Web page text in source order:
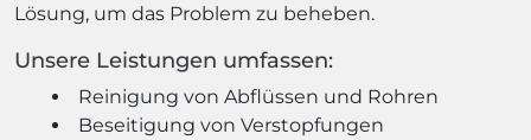
Lösung, um das Problem zu beheben.
Unsere Leistungen umfassen:
Reinigung von Abflüssen und Rohren
Beseitigung von Verstopfungen